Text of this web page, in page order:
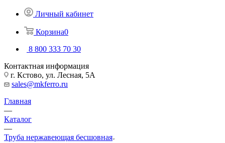
Личный кабинет
Корзина0
8 800 333 70 30
Контактная информация
г. Кстово, ул. Лесная, 5А
sales@mkferro.ru
Главная
—
Каталог
—
Труба нержавеющая бесшовная